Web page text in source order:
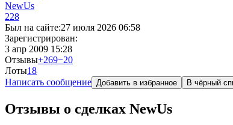
NewUs
228
Был на сайте:27 июля 2026 06:58
Зарегистрирован:
3 апр 2009 15:28
Отзывы+269−20
Лоты18
Написать сообщение Добавить в избранное В чёрный
Отзывы о сделках NewUs